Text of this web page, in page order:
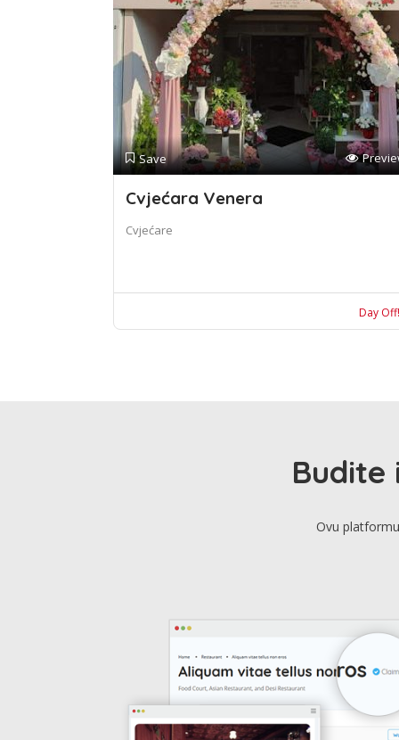
Save
Cvjećara Venera
Cvjećare
Day
Budite
Ovu